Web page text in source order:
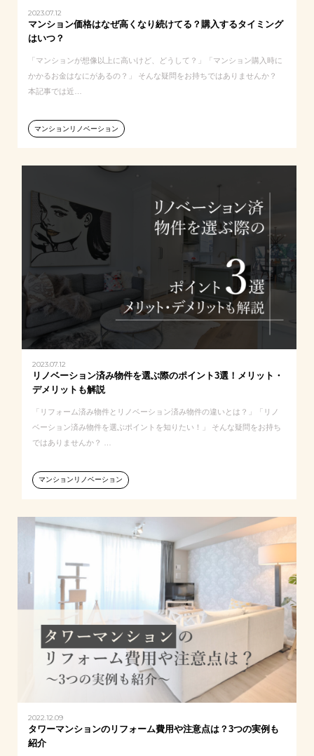
2023.07.12
マンション価格はなぜ高くなり続けてる？購入するタイミング
はいつ？
「マンションが想像以上に高いけど、どうして？」「マンション購入時に
かかるお金はなにがあるの？」 そんな疑問をお持ちではありませんか？
本記事では近…
マンションリノベーション
2023.07.12
リノベーション済み物件を選ぶ際のポイント3選！メリット・
デメリットも解説
「リフォーム済み物件とリノベーション済み物件の違いとは？」「リノ
ベーション済み物件を選ぶポイントを知りたい！」 そんな疑問をお持ち
マンションリノベーション
2022.12.09
タワーマンションのリフォーム費用や注意点は？3つの実例も
紹介